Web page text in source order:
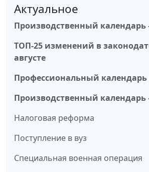
Актуальное
Производственный календарь
ТОП-25 изменений в
августе
Профессиональный календарь
Производственный календарь
Налоговая реформа
Поступление в вуз
Специальная военная операция